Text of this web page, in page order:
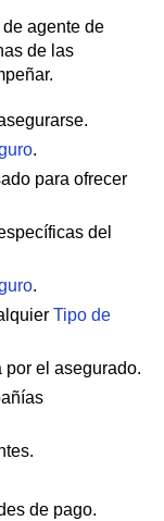
agente de
de las
.
para ofrecer
del
.
Tipo de
el asegurado.
de pago.